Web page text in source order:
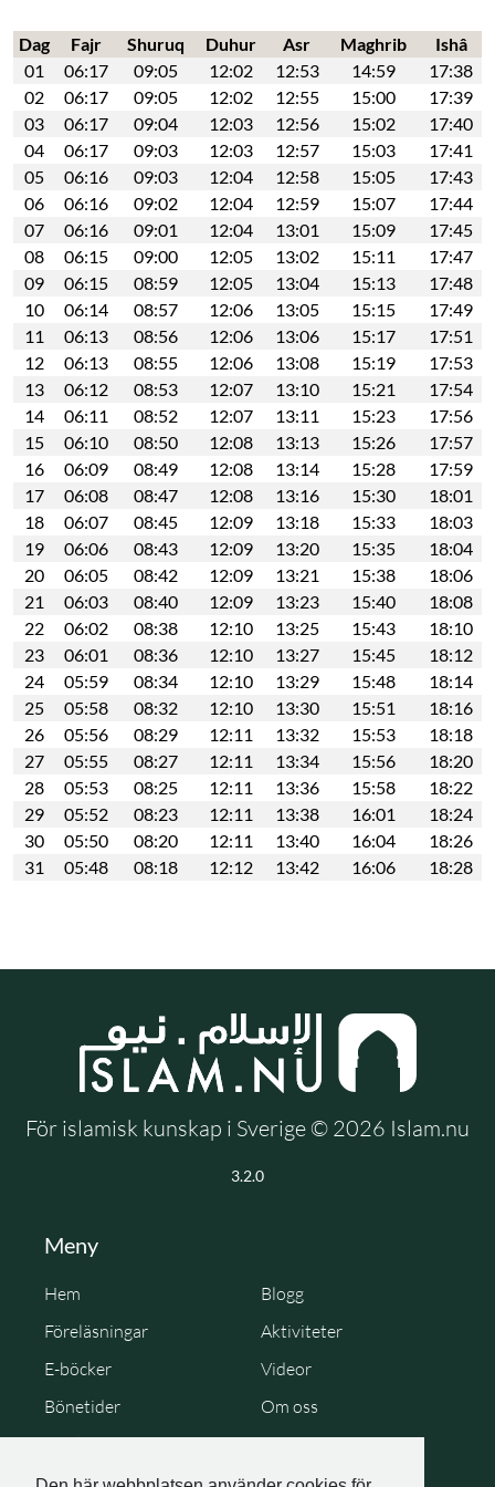
Dag Fajr Shuruq Duhur Asr Maghrib
Ishâ
01
06:17 09:05 12:02 12:53 14:59
17:38
02
06:17 09:05 12:02 12:55 15:00
17:39
03
06:17 09:04 12:03 12:56 15:02
17:40
04
06:17 09:03 12:03 12:57 15:03
17:41
05
06:16 09:03 12:04 12:58 15:05
17:43
06
06:16 09:02 12:04 12:59 15:07
17:44
07
06:16 09:01 12:04 13:01 15:09
17:45
08
06:15 09:00 12:05 13:02 15:11
17:47
09
06:15 08:59 12:05 13:04 15:13
17:48
10
06:14 08:57 12:06 13:05 15:15
17:49
11
06:13 08:56 12:06 13:06 15:17
17:51
12
06:13 08:55 12:06 13:08 15:19
17:53
13
06:12 08:53 12:07 13:10 15:21
17:54
14
06:11 08:52 12:07 13:11 15:23
17:56
15
06:10 08:50 12:08 13:13 15:26
17:57
16
06:09 08:49 12:08 13:14 15:28
17:59
17
06:08 08:47 12:08 13:16 15:30
18:01
18
06:07 08:45 12:09 13:18 15:33
18:03
19
06:06 08:43 12:09 13:20 15:35
18:04
20
06:05 08:42 12:09 13:21 15:38
18:06
21
06:03 08:40 12:09 13:23 15:40
18:08
22
06:02 08:38 12:10 13:25 15:43
18:10
23
06:01 08:36 12:10 13:27 15:45
18:12
24
05:59 08:34 12:10 13:29 15:48
18:14
25
05:58 08:32 12:10 13:30 15:51
18:16
26
05:56 08:29 12:11 13:32 15:53
18:18
27
05:55 08:27 12:11 13:34 15:56
18:20
28
05:53 08:25 12:11 13:36 15:58
18:22
29
05:52 08:23 12:11 13:38 16:01
18:24
30
05:50 08:20 12:11 13:40 16:04
18:26
31
05:48 08:18 12:12 13:42 16:06 18:28
För islamisk kunskap i Sverige © 2026 Islam.nu
3.2.0
Meny
Hem
Blogg
Föreläsningar
Aktiviteter
E-böcker
Videor
Bönetider
Om oss
Cookie Policy
Personuppgiftspolicy